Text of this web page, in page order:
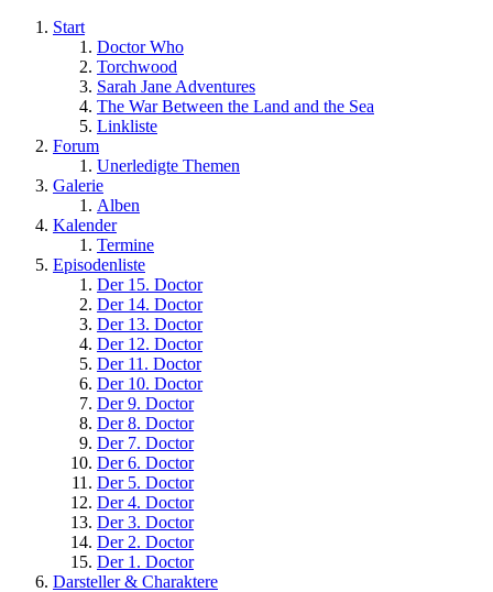
Start
Doctor Who
Torchwood
Sarah Jane Adventures
The War Between the Land and the Sea
Linkliste
Forum
Unerledigte Themen
Galerie
Alben
Kalender
Termine
Episodenliste
Der 15. Doctor
Der 14. Doctor
Der 13. Doctor
Der 12. Doctor
Der 11. Doctor
Der 10. Doctor
Der 9. Doctor
Der 8. Doctor
Der 7. Doctor
Der 6. Doctor
Der 5. Doctor
Der 4. Doctor
Der 3. Doctor
Der 2. Doctor
Der 1. Doctor
Darsteller & Charaktere